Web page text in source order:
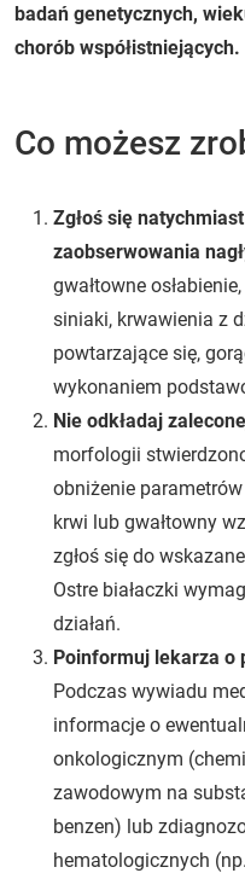
badań genetycznych,
chorób współistniejących.
Co możesz
Zgłoś się
zaobserwowania
gwałtowne
siniaki, krwawienia z
powtarzające się,
wykonaniem
Nie odkładaj
morfologii
obniżenie
krwi lub gwałtowny
zgłoś się do
Ostre białaczki
działań.
Poinformuj lekarza o
Podczas wywiadu
informacje o
onkologicznym
zawodowym na
benzen) lub
hematologicznych